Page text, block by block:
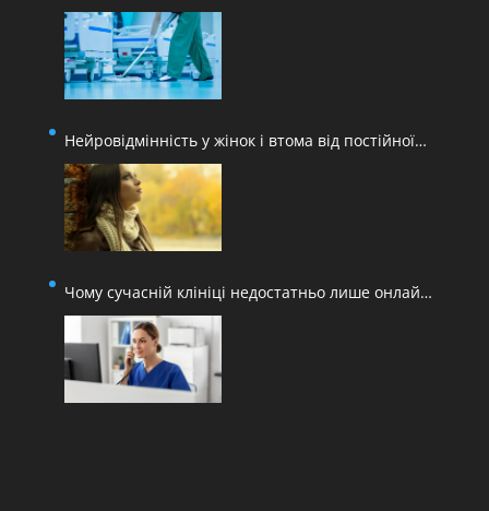
медичних закладів
Нейровідмінність у жінок і втома від постійної
адаптації
Чому сучасній клініці недостатньо лише онлайн-
запису